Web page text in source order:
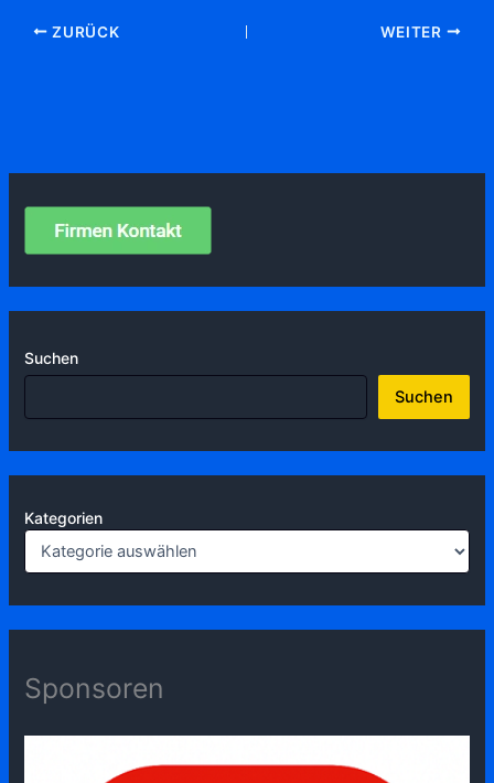
Suchen
Suchen
Kategorien
Sponsoren
ZURÜCK WEITER